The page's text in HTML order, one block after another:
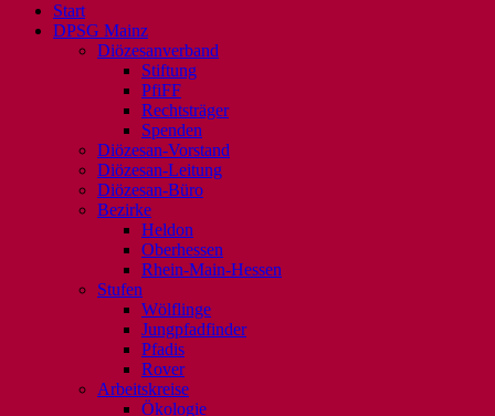
Start
DPSG Mainz
Diözesanverband
Stiftung
PfiFF
Rechtsträger
Spenden
Diözesan-Vorstand
Diözesan-Leitung
Diözesan-Büro
Bezirke
Heldon
Oberhessen
Rhein-Main-Hessen
Stufen
Wölflinge
Jungpfadfinder
Pfadis
Rover
Arbeitskreise
Ökologie